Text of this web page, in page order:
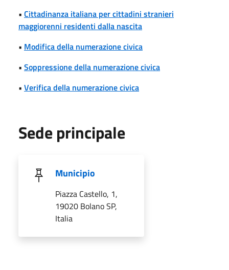
• Cittadinanza italiana per cittadini stranieri
maggiorenni residenti dalla nascita
• Modifica della numerazione civica
• Soppressione della numerazione civica
• Verifica della numerazione civica
Sede principale
Municipio
Piazza Castello, 1,
19020 Bolano SP,
Italia